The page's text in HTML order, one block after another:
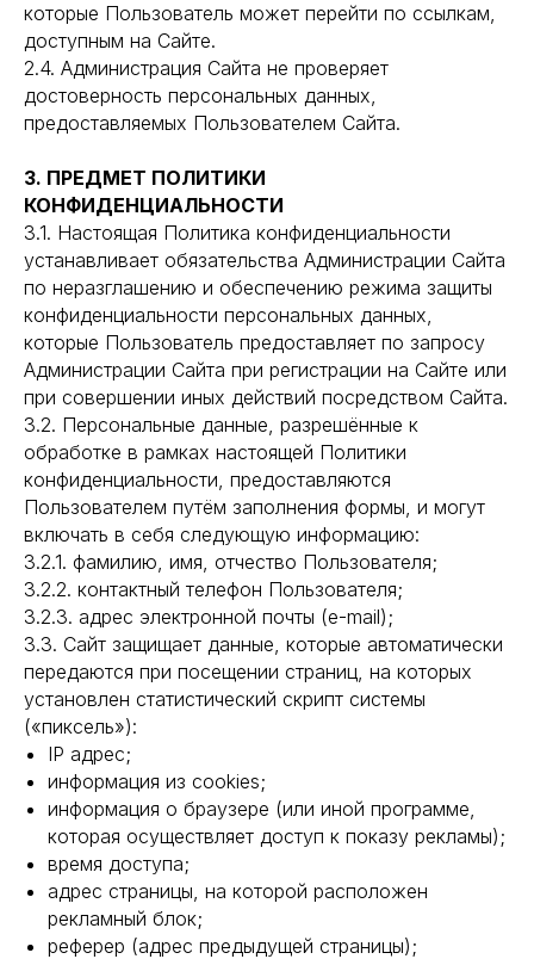
которые Пользователь может перейти по ссылкам,
доступным на Сайте.
2.4. Администрация Сайта не проверяет
достоверность персональных данных,
предоставляемых Пользователем Сайта.
3. ПРЕДМЕТ ПОЛИТИКИ
КОНФИДЕНЦИАЛЬНОСТИ
3.1. Настоящая Политика конфиденциальности
устанавливает обязательства Администрации Сайта
по неразглашению и обеспечению режима защиты
конфиденциальности персональных данных,
которые Пользователь предоставляет по запросу
Администрации Сайта при регистрации на Сайте или
при совершении иных действий посредством Сайта.
3.2. Персональные данные, разрешённые к
обработке в рамках настоящей Политики
конфиденциальности, предоставляются
Пользователем путём заполнения формы, и могут
включать в себя следующую информацию:
3.2.1. фамилию, имя, отчество Пользователя;
3.2.2. контактный телефон Пользователя;
3.2.3. адрес электронной почты (e-mail);
3.3. Сайт защищает данные, которые автоматически
передаются при посещении страниц, на которых
установлен статистический скрипт системы
(«пиксель»):
IP адрес;
информация из cookies;
информация о браузере (или иной программе,
которая осуществляет доступ к показу рекламы);
время доступа;
адрес страницы, на которой расположен
рекламный блок;
реферер (адрес предыдущей страницы);